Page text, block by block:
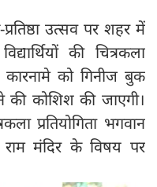
उत्सव पर शहर में
की चित्रकला
कारनामे को गिनीज बुक
की कोशिश की जाएगी।
प्रतियोगिता भगवान
राम मंदिर के विषय पर